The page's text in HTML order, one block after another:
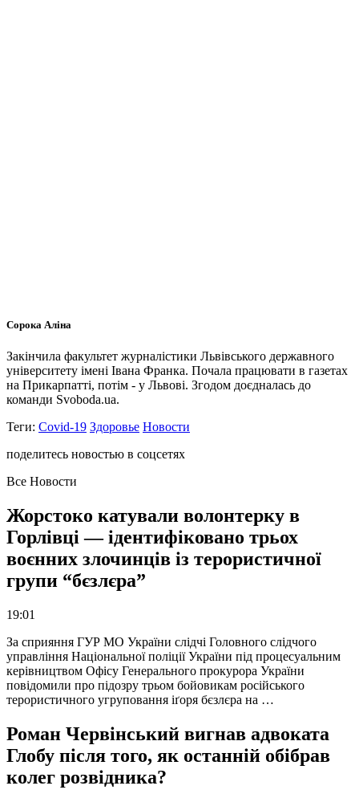
Сорока Аліна
Закінчила факультет журналістики Львівського державного
університету імені Івана Франка. Почала працювати в газетах
на Прикарпатті, потім - у Львові. Згодом доєдналась до
команди Svoboda.ua.
Теги: Covid-19 Здоровье Новости
поделитесь новостью в соцсетях
Все Новости
Жорстоко катували волонтерку в
Горлівці — ідентифіковано трьох
воєнних злочинців із терористичної
групи “бєзлєра”
19:01
За сприяння ГУР МО України слідчі Головного слідчого
управління Національної поліції України під процесуальним
керівництвом Офісу Генерального прокурора України
повідомили про підозру трьом бойовикам російського
терористичного угруповання іґоря бєзлєра на …
Роман Червінський вигнав адвоката
Глобу після того, як останній обібрав
колег розвідника?